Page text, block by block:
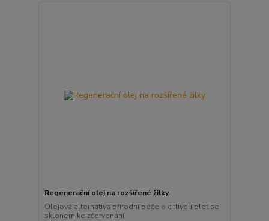
Regenerační olej na rozšířené žilky
Olejová alternativa přírodní péče o citlivou pleť se
sklonem ke zčervenání